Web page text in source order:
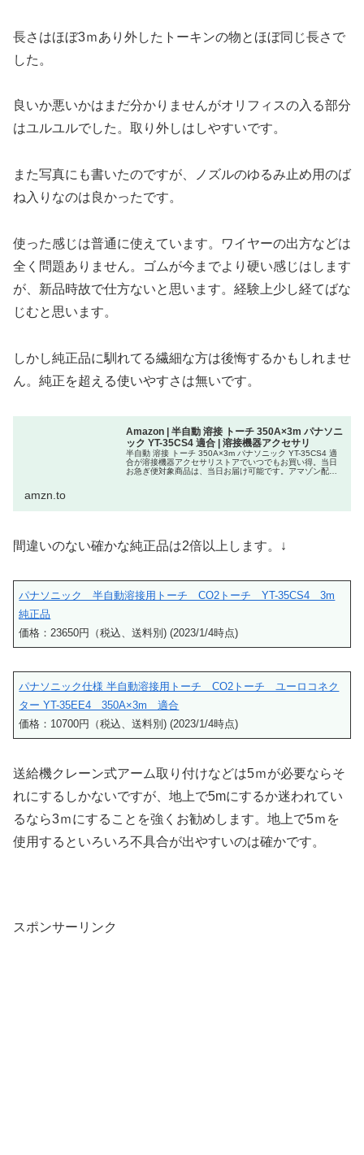
長さはほぼ3ｍあり外したトーキンの物とほぼ同じ長さで
した。
良いか悪いかはまだ分かりませんがオリフィスの入る部分
はユルユルでした。取り外しはしやすいです。
また写真にも書いたのですが、ノズルのゆるみ止め用のば
ね入りなのは良かったです。
使った感じは普通に使えています。ワイヤーの出方などは
全く問題ありません。ゴムが今までより硬い感じはします
が、新品時故で仕方ないと思います。経験上少し経てばな
じむと思います。
しかし純正品に馴れてる繊細な方は後悔するかもしれませ
ん。純正を超える使いやすさは無いです。
Amazon | 半自動 溶接 トーチ 350A×3m パナソニ
ック YT-35CS4 適合 | 溶接機器アクセサリ
半自動 溶接 トーチ 350A×3m パナソニック YT-35CS4 適
合が溶接機器アクセサリストアでいつでもお買い得。当日
お急ぎ便対象商品は、当日お届け可能です。アマゾン配送
amzn.to
間違いのない確かな純正品は2倍以上します。↓
パナソニック 半自動溶接用トーチ CO2トーチ YT-35CS4 3m
純正品
価格：23650円（税込、送料別) (2023/1/4時点)
パナソニック仕様 半自動溶接用トーチ CO2トーチ ユーロコネク
ター YT-35EE4 350A×3m 適合
価格：10700円（税込、送料別) (2023/1/4時点)
送給機クレーン式アーム取り付けなどは5ｍが必要ならそ
れにするしかないですが、地上で5mにするか迷われてい
るなら3ｍにすることを強くお勧めします。地上で5ｍを
使用するといろいろ不具合が出やすいのは確かです。
スポンサーリンク